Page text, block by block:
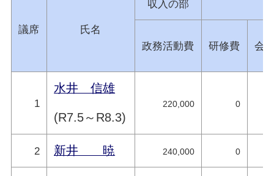
議席 氏名
収入の部
政務活動費 研修費 会
1
水井 信雄
(R7.5～R8.3)
220,000 0
2 新井 暁 240,000 0